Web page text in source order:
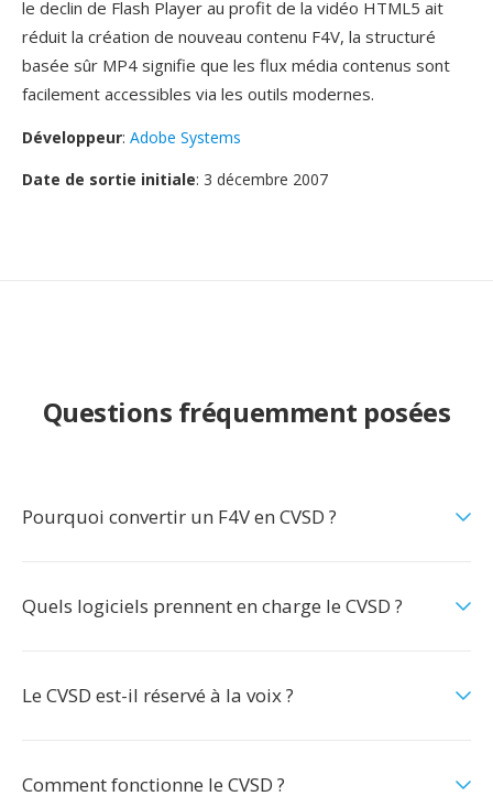
le declin de Flash Player au profit de la vidéo HTML5 ait
réduit la création de nouveau contenu F4V, la structuré
basée sûr MP4 signifie que les flux média contenus sont
facilement accessibles via les outils modernes.
Développeur: Adobe Systems
Date de sortie initiale: 3 décembre 2007
Questions fréquemment posées
Pourquoi convertir un F4V en CVSD ?
Quels logiciels prennent en charge le CVSD ?
Le CVSD est-il réservé à la voix ?
Comment fonctionne le CVSD ?